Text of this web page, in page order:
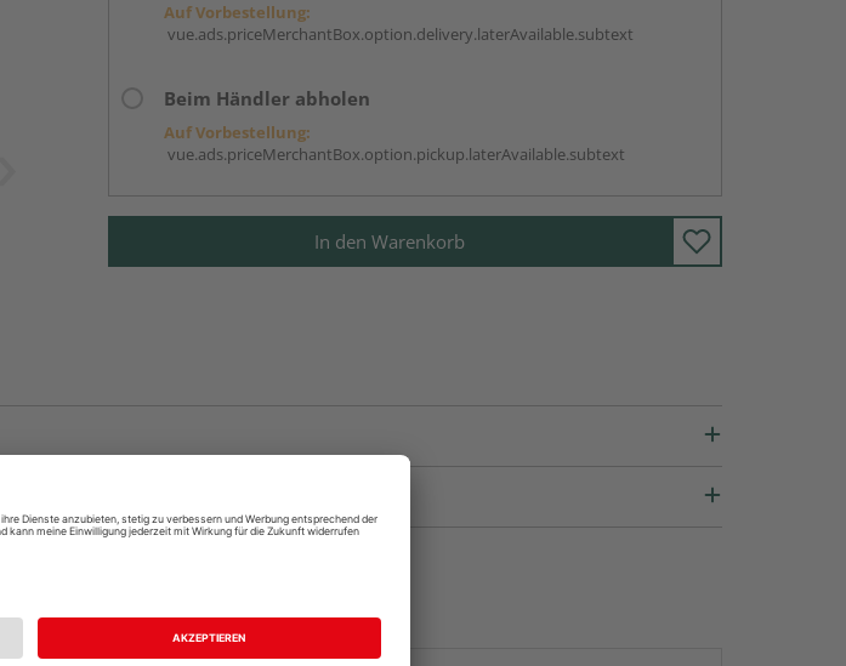
Auf Vorbestellung:
vue.ads.priceMerchantBox.option.delivery.laterAvailable.subtext
Beim Händler abholen
Auf Vorbestellung:
vue.ads.priceMerchantBox.option.pickup.laterAvailable.subtext
In den Warenkorb